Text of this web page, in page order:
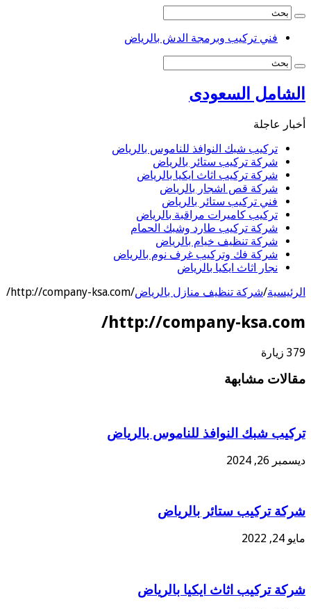
فني تركيب وبرمجة الدش بالرياض
الشامل السعودى
أخبار عاجلة
تركيب شبك النوافذ للناموس بالرياض
شركة تركيب ستائر بالرياض
شركة تركيب اثاث ايكيا بالرياض
شركة قص اشجار بالرياض
فني تركيب ستائر بالرياض
تركيب كاميرات مراقبة بالرياض
شركة تركيب طارد وشبك الحمام
شركة تنظيف خيام بالرياض
شركة فك وتركيب غرف نوم بالرياض
نجار اثاث ايكيا بالرياض
الرئيسية/شركة تنظيف منازل بالرياض/
http://company-ksa.com/
http://company-ksa.com/
379 زيارة
مقالات مشابهة
تركيب شبك النوافذ للناموس بالرياض
ديسمبر 26, 2024
شركة تركيب ستائر بالرياض
مايو 24, 2022
شركة تركيب اثاث ايكيا بالرياض